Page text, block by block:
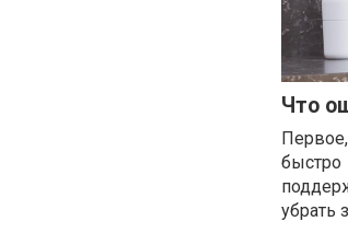
Что
убрать